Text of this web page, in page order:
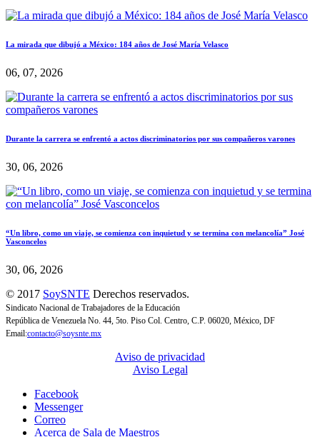
La mirada que dibujó a México: 184 años de José María Velasco
06, 07, 2026
Durante la carrera se enfrentó a actos discriminatorios por sus compañeros varones
30, 06, 2026
“Un libro, como un viaje, se comienza con inquietud y se termina con melancolía” José
Vasconcelos
30, 06, 2026
© 2017 SoySNTE Derechos reservados.
Sindicato Nacional de Trabajadores de la Educación
República de Venezuela No. 44, 5to. Piso Col. Centro, C.P. 06020, México, DF
Email:contacto@soysnte.mx
Aviso de privacidad
Aviso Legal
Facebook
Messenger
Correo
Acerca de Sala de Maestros